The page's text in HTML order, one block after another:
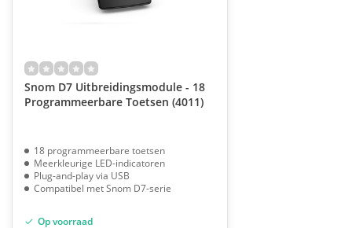
Snom D7 Uitbreidingsmodule - 18
Programmeerbare Toetsen (4011)
18 programmeerbare toetsen
Meerkleurige LED-indicatoren
Plug-and-play via USB
Compatibel met Snom D7-serie
Op voorraad